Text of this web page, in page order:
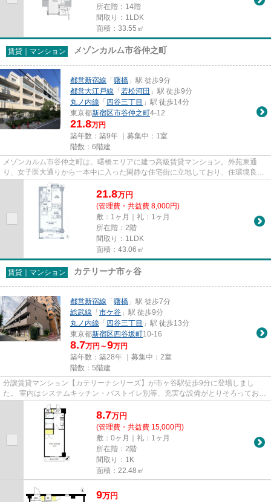
所在階：14階
間取り：1LDK
面積：33.55㎡
賃貸｜マンション メゾンカルム市谷仲之町
都営新宿線 「 曙橋 」駅 徒歩9分
都営大江戸線 「 若松河田 」駅 徒歩9分
丸ノ内線 「 四谷三丁目 」駅 徒歩14分
東京都新宿区市谷仲之町4-12
21.8万円
築年数：築9年 ｜募集中： 1室
階数：6階建
メゾンカルム市谷仲之町は、曙橋エリアに建つ高級賃貸マンション。外苑東通
り、女子医大通りから一本中に入った閑静な住宅街に立地しており、住環境良好
です。敷地内には植栽豊かな中...
21.8万円
(管理費・共益費 8,000円)
敷：1ヶ月｜礼：1ヶ月
所在階：2階
間取り：1LDK
面積：43.06㎡
賃貸｜マンション カテリーナ市ヶ谷
都営新宿線 「 曙橋 」駅 徒歩7分
総武線 「 市ケ谷 」駅 徒歩9分
丸ノ内線 「 四谷三丁目 」駅 徒歩13分
東京都新宿区 四谷坂町10-16
8.7万円～9万円
築年数：築28年 ｜募集中： 2室
階数：5階建
分譲賃貸マンション【カテリーナシリーズ】が市ヶ谷駅徒歩9分に登場しまし
た。 室内はシステムキッチン・バストイレ別等、充実な設備がとりそろっており
ます。 もちろん分譲マンション...
8.7万円
(管理費・共益費 15,000円)
敷：0ヶ月｜礼：1ヶ月
所在階：2階
間取り：1K
面積：22.48㎡
9万円